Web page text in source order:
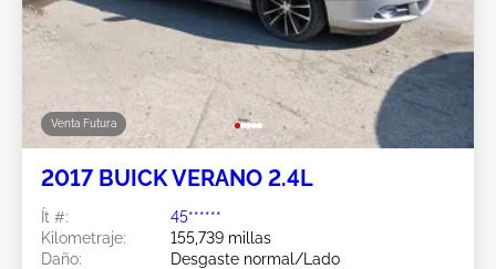
Venta Futura
2017 BUICK VERANO 2.4L
Ít #:
45******
Kilometraje:
155,739 millas
Daño:
Desgaste normal/Lado